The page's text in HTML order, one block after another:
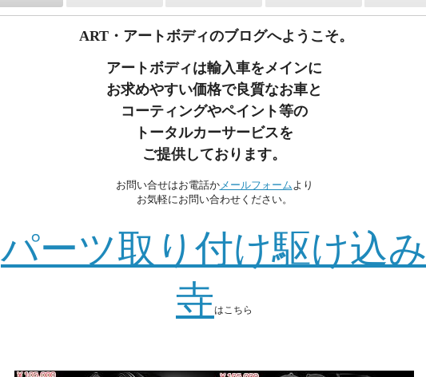
ART・アートボディのブログへようこそ。
アートボディは輸入車をメインに
お求めやすい価格で良質なお車と
コーティングやペイント等の
トータルカーサービスを
ご提供しております。
お問い合せはお電話かメールフォームより
お気軽にお問い合わせください。
パーツ取り付け駆け込み
寺はこちら